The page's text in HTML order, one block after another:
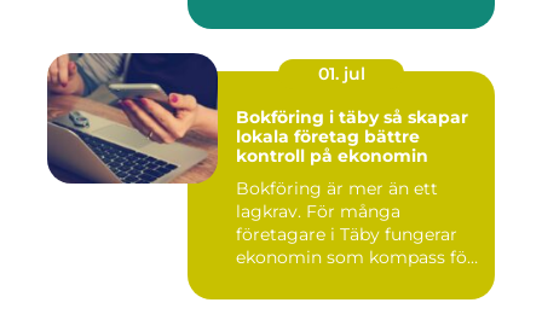
01. jul
Bokföring i täby så skapar
lokala företag bättre
kontroll på ekonomin
Bokföring är mer än ett
lagkrav. För många
företagare i Täby fungerar
ekonomin som kompass för